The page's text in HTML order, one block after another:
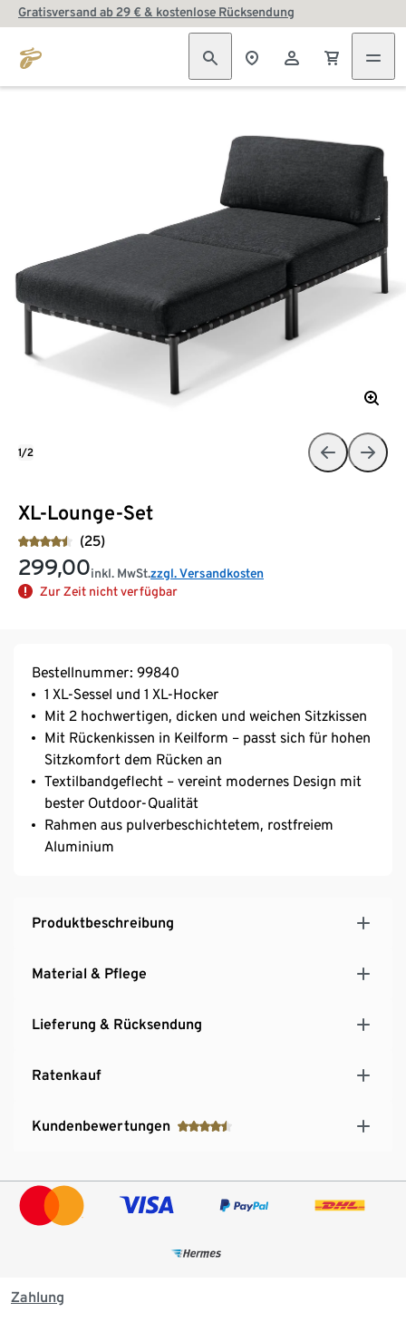
Gratisversand ab 29 € & kostenlose Rücksendung
XL-Lounge-Set
(25)
299,00inkl. MwSt.zzgl. Versandkosten
Zur Zeit nicht verfügbar
1/2
Bestellnummer: 99840
1 XL-Sessel und 1 XL-Hocker
Mit 2 hochwertigen, dicken und weichen Sitzkissen
Mit Rückenkissen in Keilform – passt sich für hohen
Sitzkomfort dem Rücken an
Textilbandgeflecht – vereint modernes Design mit
bester Outdoor-Qualität
Rahmen aus pulverbeschichtetem, rostfreiem
Aluminium
Produktbeschreibung
Material & Pflege
Lieferung & Rücksendung
Ratenkauf
Kundenbewertungen
Zahlung